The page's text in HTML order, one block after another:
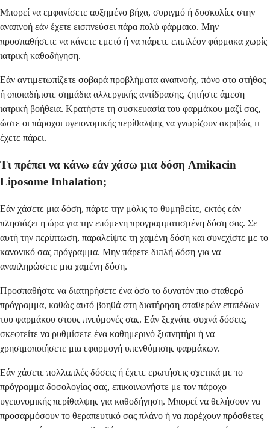
Μπορεί να εμφανίσετε αυξημένο βήχα, συριγμό ή δυσκολίες στην
αναπνοή εάν έχετε εισπνεύσει πάρα πολύ φάρμακο. Μην
προσπαθήσετε να κάνετε εμετό ή να πάρετε επιπλέον φάρμακα χωρίς
ιατρική καθοδήγηση.
Εάν αντιμετωπίζετε σοβαρά προβλήματα αναπνοής, πόνο στο στήθος
ή οποιαδήποτε σημάδια αλλεργικής αντίδρασης, ζητήστε άμεση
ιατρική βοήθεια. Κρατήστε τη συσκευασία του φαρμάκου μαζί σας,
ώστε οι πάροχοι υγειονομικής περίθαλψης να γνωρίζουν ακριβώς τι
έχετε πάρει.
Τι πρέπει να κάνω εάν χάσω μια δόση Amikacin
Liposome Inhalation;
Εάν χάσετε μια δόση, πάρτε την μόλις το θυμηθείτε, εκτός εάν
πλησιάζει η ώρα για την επόμενη προγραμματισμένη δόση σας. Σε
αυτή την περίπτωση, παραλείψτε τη χαμένη δόση και συνεχίστε με το
κανονικό σας πρόγραμμα. Μην πάρετε διπλή δόση για να
αναπληρώσετε μια χαμένη δόση.
Προσπαθήστε να διατηρήσετε ένα όσο το δυνατόν πιο σταθερό
πρόγραμμα, καθώς αυτό βοηθά στη διατήρηση σταθερών επιπέδων
του φαρμάκου στους πνεύμονές σας. Εάν ξεχνάτε συχνά δόσεις,
σκεφτείτε να ρυθμίσετε ένα καθημερινό ξυπνητήρι ή να
χρησιμοποιήσετε μια εφαρμογή υπενθύμισης φαρμάκων.
Εάν χάσετε πολλαπλές δόσεις ή έχετε ερωτήσεις σχετικά με το
πρόγραμμα δοσολογίας σας, επικοινωνήστε με τον πάροχο
υγειονομικής περίθαλψης για καθοδήγηση. Μπορεί να θελήσουν να
προσαρμόσουν το θεραπευτικό σας πλάνο ή να παρέχουν πρόσθετες